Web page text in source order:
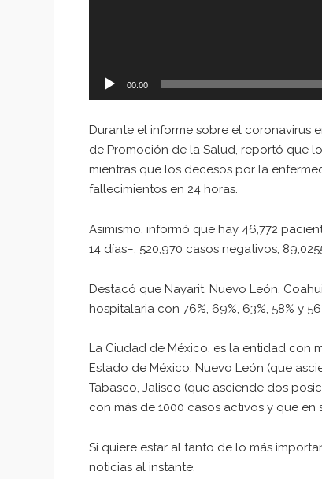
00:00
Durante el informe sobre el coronavirus
de Promoción de la Salud, reportó que
mientras que los decesos por la
fallecimientos en 24 horas.
Asimismo, informó que hay 46,772
14 días–, 520,970 casos negativos,
Destacó que Nayarit, Nuevo León,
hospitalaria con 76%, 69%, 63%, 58% y
La Ciudad de México, es la entidad con
Estado de México, Nuevo León (que
Tabasco, Jalisco (que asciende dos
con más de 1000 casos activos y que
Si quiere estar al tanto de lo más
noticias al instante.